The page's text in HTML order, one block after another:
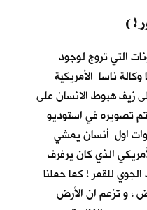
التي تروج لوجود
ناسا الأمريكية
زيف هبوط الانسان على
تصويره في استوديو
اول أنسان يمشي
الذي كان يرفرف
للقمر ! كما حملنا
، و تزعم ان الأرض